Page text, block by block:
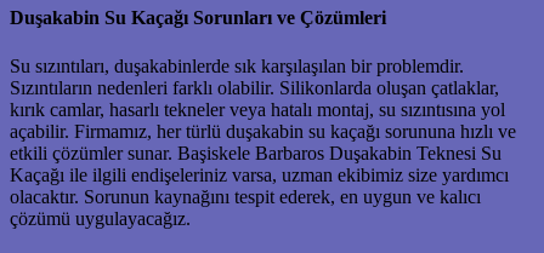
Duşakabin Su Kaçağı Sorunları ve Çözümleri
Su sızıntıları, duşakabinlerde sık karşılaşılan bir problemdir.
Sızıntıların nedenleri farklı olabilir. Silikonlarda oluşan çatlaklar,
kırık camlar, hasarlı tekneler veya hatalı montaj, su sızıntısına yol
açabilir. Firmamız, her türlü duşakabin su kaçağı sorununa hızlı ve
etkili çözümler sunar. Başiskele Barbaros Duşakabin Teknesi Su
Kaçağı ile ilgili endişeleriniz varsa, uzman ekibimiz size yardımcı
olacaktır. Sorunun kaynağını tespit ederek, en uygun ve kalıcı
çözümü uygulayacağız.